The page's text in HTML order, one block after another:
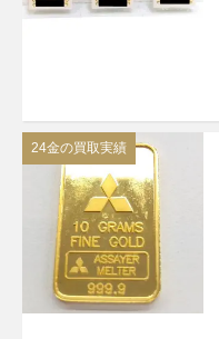
24金の買取実績